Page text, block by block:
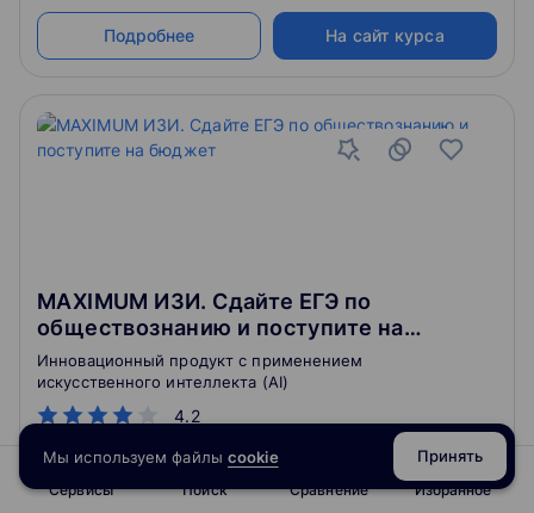
Подробнее На сайт курса
MAXIMUM ИЗИ. Сдайте ЕГЭ по
обществознанию и поступите на
бюджет
4.2
Инновационный продукт с применением
искусственного интеллекта (AI)
4.9 180отзывово школе
Сервисы Поиск Сравнение Избранное
Мы используем файлы cookie Принять